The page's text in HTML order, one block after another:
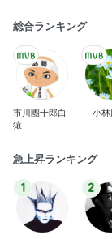
総合ランキング
市川團十郎白
猿
小林
急上昇ランキング
1 2